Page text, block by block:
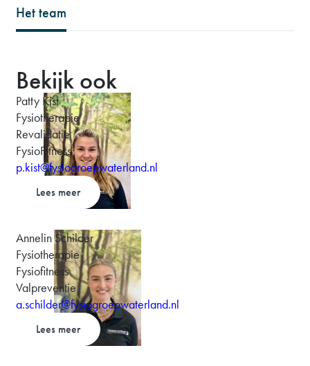
Het team
Bekijk ook
Patty Kist
Fysiotherapie
Revalidatie
FysioFitness
p.kist@fysiogroepwaterland.nl
Lees meer
Annelin Schilder
Fysiotherapie
Fysiofitness
Valpreventie
a.schilder@fysiogroepwaterland.nl
Lees meer